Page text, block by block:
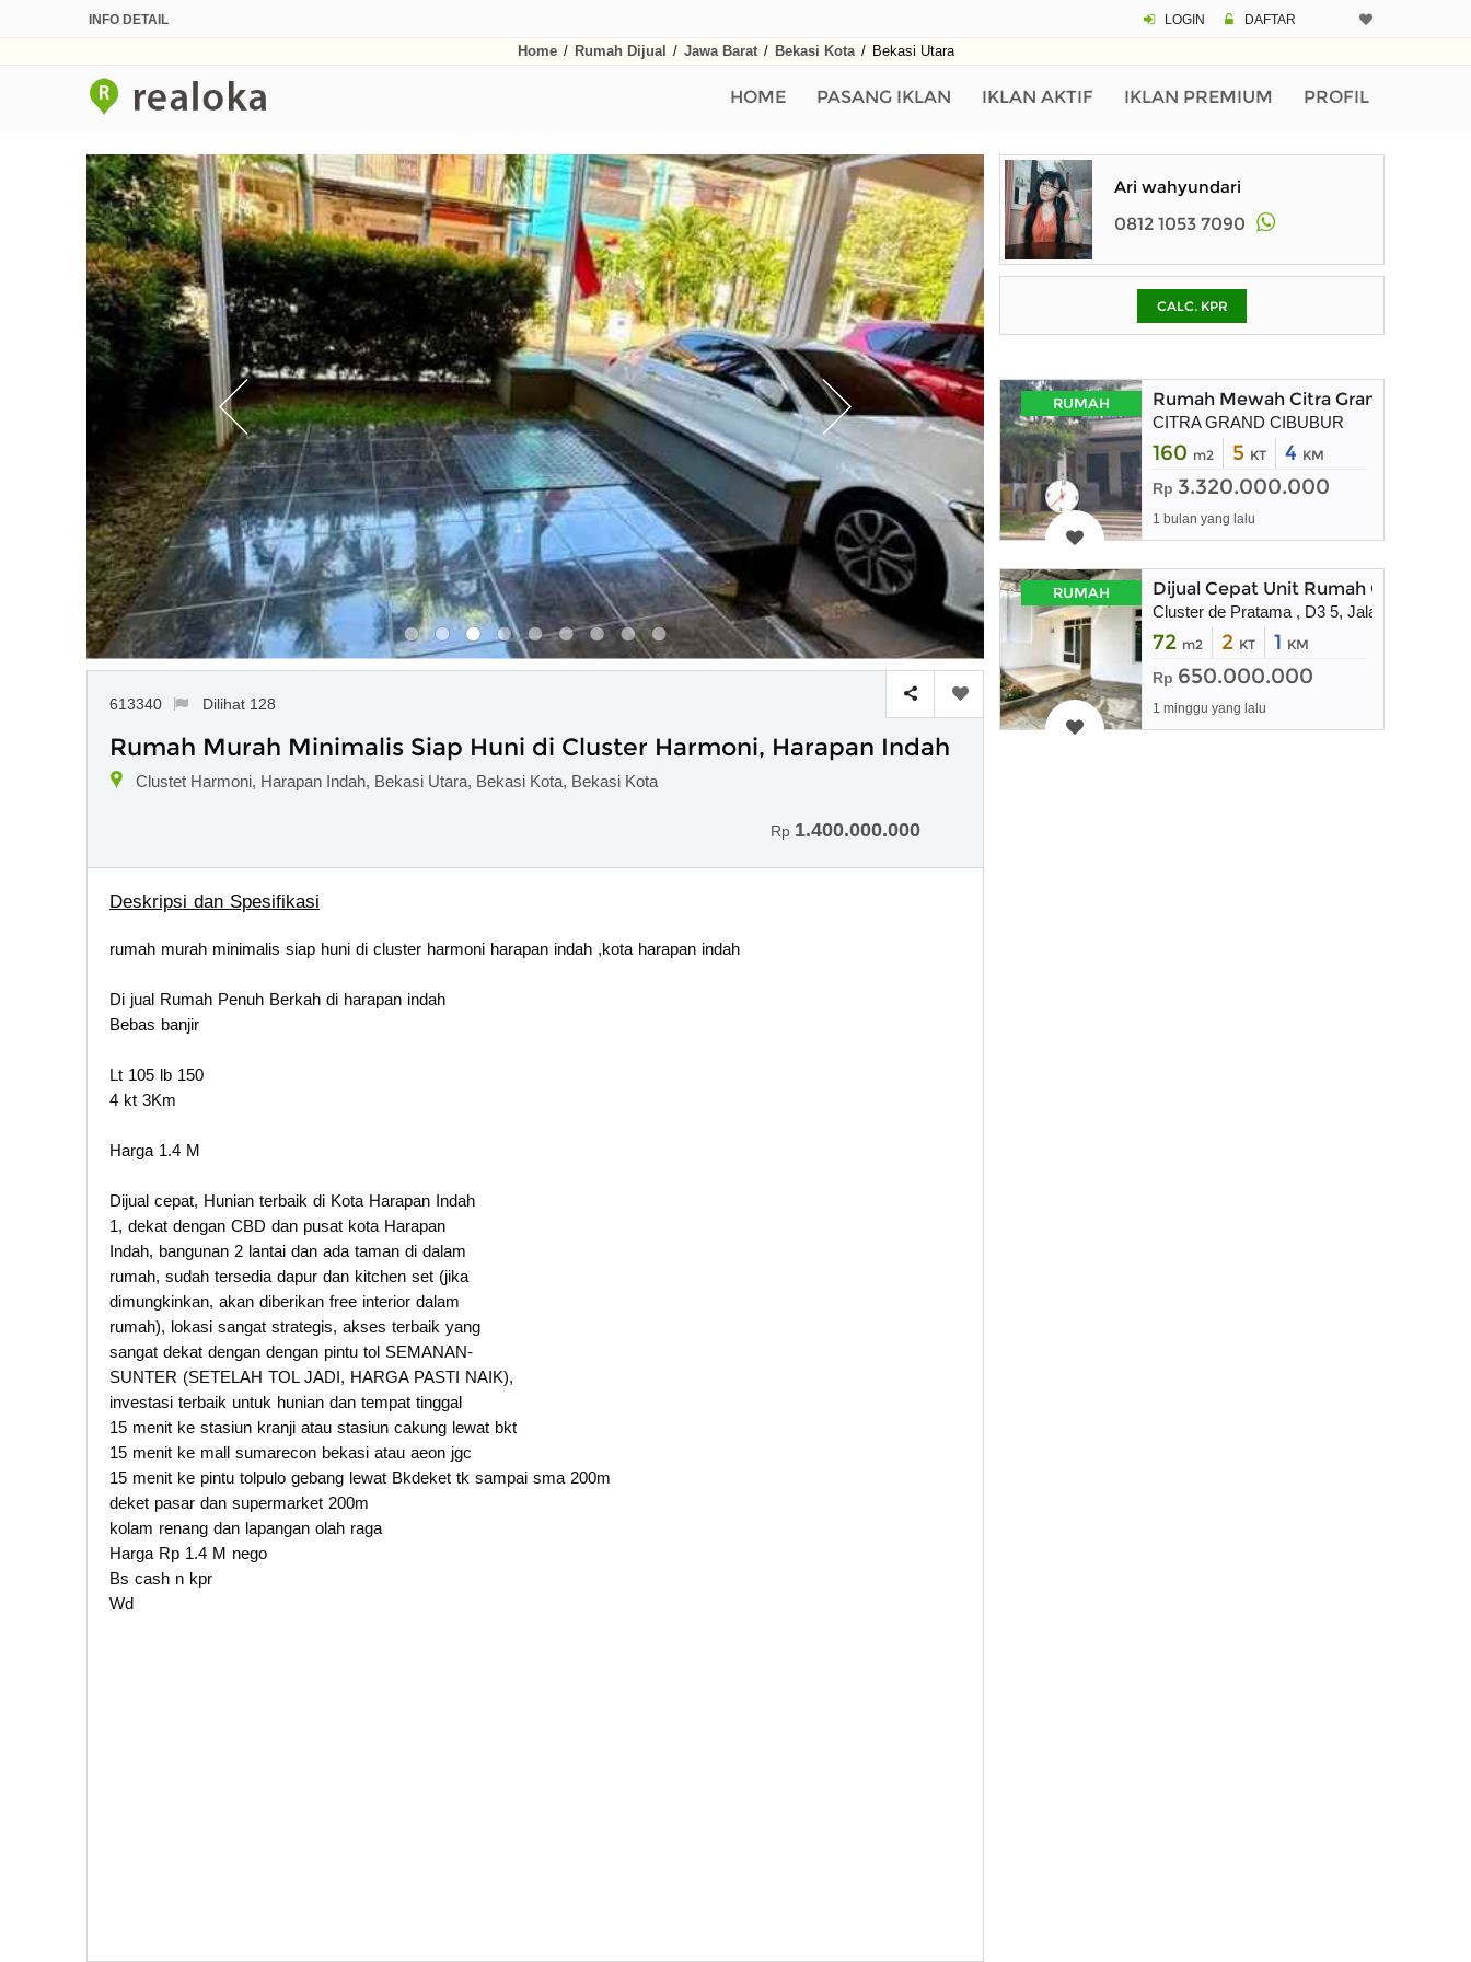
INFO DETAIL LOGIN DAFTAR
Home / Rumah Dijual / Jawa Barat / Bekasi Kota / Bekasi Utara
HOME PASANG IKLAN IKLAN AKTIF IKLAN PREMIUM PROFIL
613340 Dilihat 128
Rumah Murah Minimalis Siap Huni di Cluster Harmoni, Harapan Indah
Clustet Harmoni, Harapan Indah, Bekasi Utara, Bekasi Kota, Bekasi Kota
Rp 1.400.000.000
Deskripsi dan Spesifikasi
rumah murah minimalis siap huni di cluster harmoni harapan indah ,kota harapan indah
Di jual Rumah Penuh Berkah di harapan indah
Bebas banjir
Lt 105 lb 150
4 kt 3Km
Harga 1.4 M
Dijual cepat, Hunian terbaik di Kota Harapan Indah
1, dekat dengan CBD dan pusat kota Harapan
Indah, bangunan 2 lantai dan ada taman di dalam
rumah, sudah tersedia dapur dan kitchen set (jika
dimungkinkan, akan diberikan free interior dalam
rumah), lokasi sangat strategis, akses terbaik yang
sangat dekat dengan dengan pintu tol SEMANAN-
SUNTER (SETELAH TOL JADI, HARGA PASTI NAIK),
investasi terbaik untuk hunian dan tempat tinggal
15 menit ke stasiun kranji atau stasiun cakung lewat bkt
15 menit ke mall sumarecon bekasi atau aeon jgc
15 menit ke pintu tolpulo gebang lewat Bkdeket tk sampai sma 200m
deket pasar dan supermarket 200m
kolam renang dan lapangan olah raga
Harga Rp 1.4 M nego
Bs cash n kpr
Wd
Pinjaman (PIN)
pada kotak-
Ari wahyundari
0812 1053 7090
CALC. KPR
RUMAH Rumah Mewah Citra Grand Cibubur
CITRA GRAND CIBUBUR
160 m2 5 KT 4 KM
Rp 3.320.000.000
1 bulan yang lalu
RUMAH Dijual Cepat Unit Rumah Cluster
Cluster de Pratama , D3 5, Jalan Mess AL
72 m2 2 KT 1 KM
Rp 650.000.000
1 minggu yang lalu